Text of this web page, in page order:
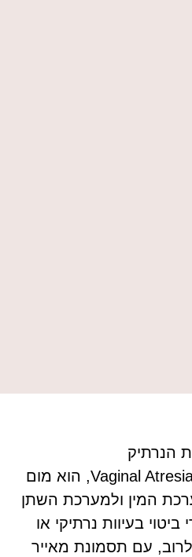
הנרתיק, או באנגלית – Vaginal Atresia, הוא מום
המין ולמערכת השתן
בעיוות נרתיקי או
עם תסמונת מאייר